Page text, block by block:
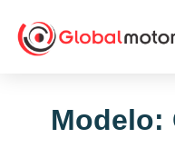
Modelo: